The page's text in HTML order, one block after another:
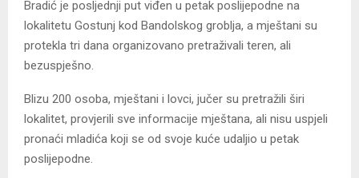
Bradić je posljednji put viđen u petak poslijepodne na
lokalitetu Gostunj kod Bandolskog groblja, a mještani su
protekla tri dana organizovano pretraživali teren, ali
bezuspješno.
Blizu 200 osoba, mještani i lovci, jučer su pretražili širi
lokalitet, provjerili sve informacije mještana, ali nisu uspjeli
pronaći mladića koji se od svoje kuće udaljio u petak
poslijepodne.